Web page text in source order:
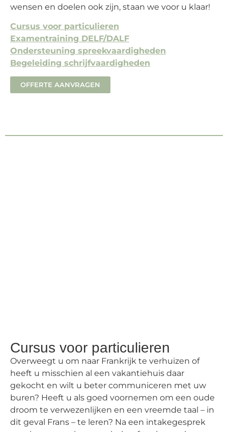
wensen en doelen ook zijn, staan we voor u klaar!
Cursus voor particulieren
Examentraining DELF/DALF
Ondersteuning spreekvaardigheden
Begeleiding schrijfvaardigheden
OFFERTE AANVRAGEN
Cursus voor particulieren
Overweegt u om naar Frankrijk te verhuizen of
heeft u misschien al een vakantiehuis daar
gekocht en wilt u beter communiceren met uw
buren? Heeft u als goed voornemen om een oude
droom te verwezenlijken en een vreemde taal – in
dit geval Frans – te leren? Na een intakegesprek